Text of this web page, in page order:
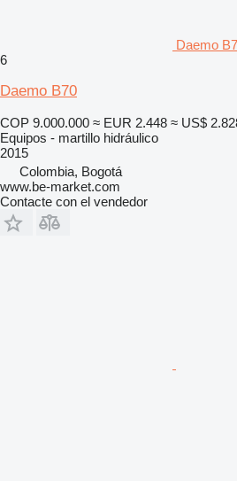
Daemo
6
Daemo B70
COP 9.000.000 ≈ EUR 2.448 ≈ US$
Equipos - martillo hidráulico
2015
Colombia, Bogotá
www.be-market.com
Contacte con el vendedor